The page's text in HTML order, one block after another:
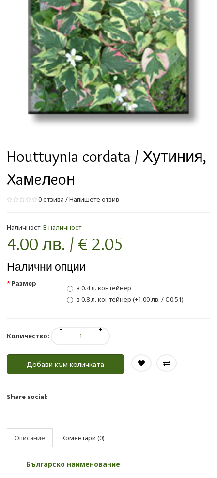
Houttuynia cordata / Хутиния,
Xaмeлeoн
0 отзива /Напишете отзив
Наличност: В наличност
4.00 лв. / € 2.05
Налични опции
Размер
в 0.4 л. контейнер
в 0.8 л. контейнер (+1.00 лв. / € 0.51)
Количество:
Добави към количката
Share social:
Описание Коментари (0)
Българско наименование